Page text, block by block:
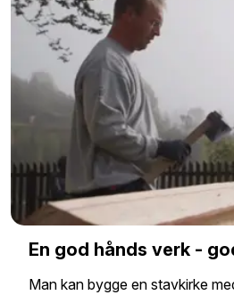
En god hånds verk -
Man kan bygge en stavkirke